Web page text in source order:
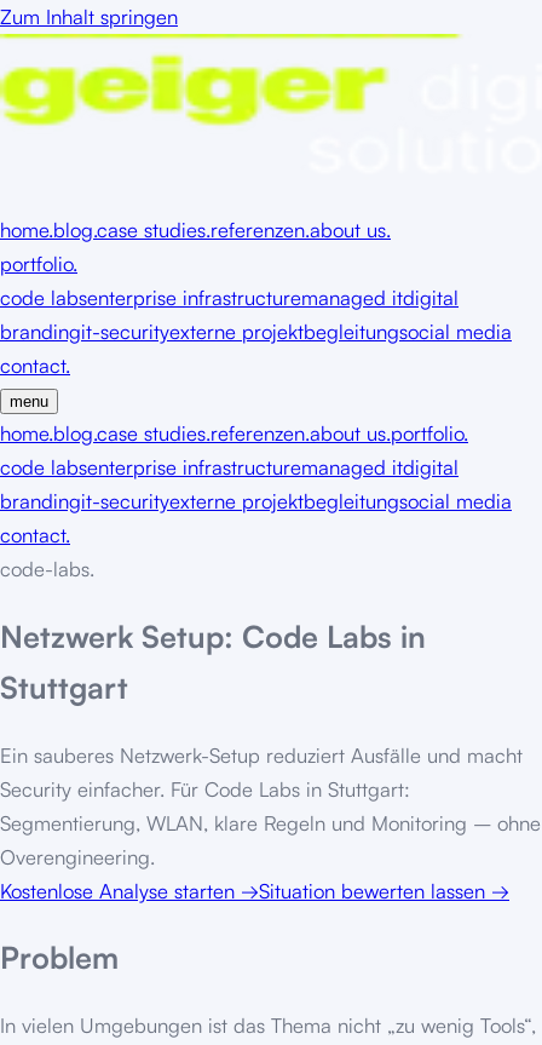
Zum Inhalt springen
home.blog.case studies.referenzen.about us.
portfolio.
code labsenterprise infrastructuremanaged itdigital
brandingit-securityexterne projektbegleitungsocial media
contact.
menu
home.blog.case studies.referenzen.about us.portfolio.
code labsenterprise infrastructuremanaged itdigital
brandingit-securityexterne projektbegleitungsocial media
contact.
code-labs.
Netzwerk Setup: Code Labs in
Stuttgart
Ein sauberes Netzwerk-Setup reduziert Ausfälle und macht
Security einfacher. Für Code Labs in Stuttgart:
Segmentierung, WLAN, klare Regeln und Monitoring – ohne
Overengineering.
Kostenlose Analyse starten →Situation bewerten lassen →
Problem
In vielen Umgebungen ist das Thema nicht „zu wenig Tools“,